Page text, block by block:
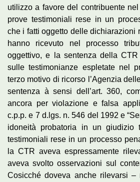
utilizzo a favore del contribuente
prove testimoniali rese in un
che i fatti oggetto delle dichiarazioni
hanno ricevuto nel processo
oggettivo, e la sentenza della
sulle testimonianze espletate nel
terzo motivo di ricorso l’Agenzia
sentenza à sensi dell’art. 360,
ancora per violazione e falsa
c.p.p. e 7 d.lgs. n. 546 del 1992 e
idoneità probatoria in un giudizio
testimoniali rese in un processo
la CTR aveva espressamente
aveva svolto osservazioni sul
Cosicché doveva anche rilevarsi –